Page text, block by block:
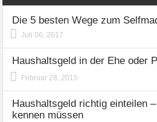
Die 5 besten Wege zum
Juli 06, 2017
Haushaltsgeld in der Ehe oder
Februar 28, 2015
Haushaltsgeld richtig einteilen
kennen müssen